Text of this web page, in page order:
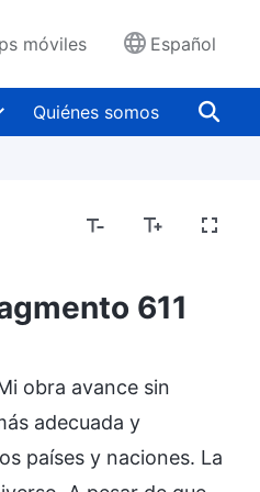
móviles Español
Quiénes somos
611
obra avance sin
adecuada y
países y naciones. La